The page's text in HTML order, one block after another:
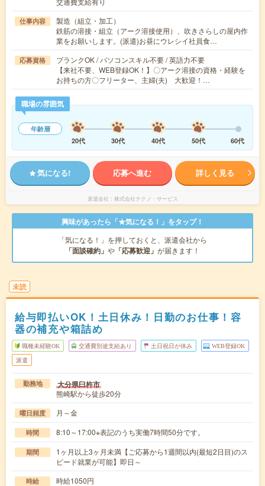
仕事内容
製造（組立・加工）
鉄筋の溶接・組立（アーク溶接使用）、吹きさらしの屋内作
業をお願いします。(派遣)お昼にウレシイ社員食…
応募資格
ブランクOK / パソコンスキル不要 / 英語力不要
【来社不要、WEB登録OK！】〇アーク溶接の資格・経験を
お持ちの方〇フリーター、主婦(夫) 大歓迎！…
職場の雰囲気
年齢層
20代
30代 40代 50代 60代
気になる! 応募へ進む 詳しく見る
派遣会社 株式会社テクノ・サービス
興味があったら「★気になる！」をタップ！
「気になる！」を押しておくと、派遣会社から
「面談確約」 や 「応募歓迎」 が届きます！
未読
給与即払いOK！土日休み！日勤のお仕事！容
器の補充や箱詰め
職種未経験OK 交通費別途支給あり 土日祝日が休み WEB登録OK
派遣
勤務地 大分県臼杵市
熊崎駅から徒歩20分
曜日頻度 月～金
時間 8:10～17:00※表記のうち実働7時間50分です。
期間
1ヶ月以上3ヶ月未満【ご応募から1週間以内(最短2日目)のス
ピード就業が可能】即日～
時給 時給1050円